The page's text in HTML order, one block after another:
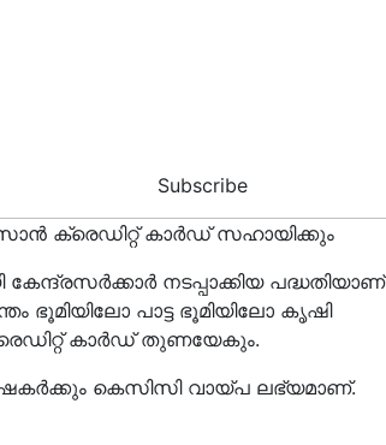
Subscribe
ക്രെഡിറ്റ് കാര്‍ഡ് സഹായിക്കും
നടപ്പാക്കിയ പദ്ധതിയാണ്
ഭൂമിയിലോ പാട്ട ഭൂമിയിലോ കൃഷി
കാര്‍ഡ് തുണയേകും.
കെസിസി വായ്പ ലഭ്യമാണ്.